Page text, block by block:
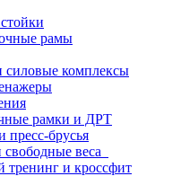
рамы
силовые комплексы
рамки и ДРТ
пресс-брусья
веса
и кроссфит